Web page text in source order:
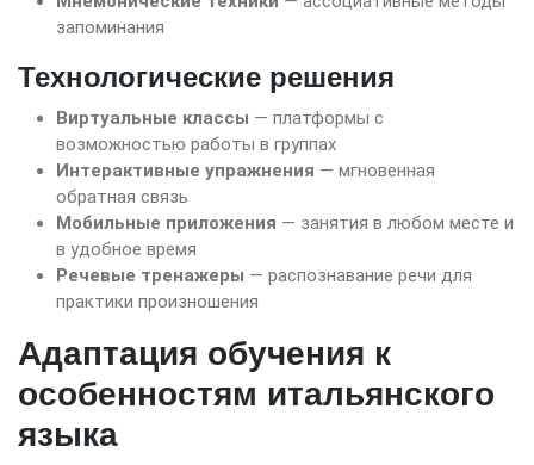
запоминания
Технологические решения
Виртуальные классы — платформы с
возможностью работы в группах
Интерактивные упражнения — мгновенная
обратная связь
Мобильные приложения — занятия в любом месте и
в удобное время
Речевые тренажеры — распознавание речи для
практики произношения
Адаптация обучения к
особенностям итальянского
языка